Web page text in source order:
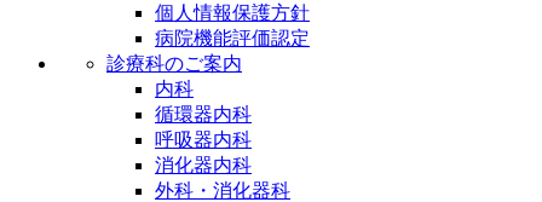
個人情報保護方針
病院機能評価認定
診療科のご案内
内科
循環器内科
呼吸器内科
消化器内科
外科・消化器科